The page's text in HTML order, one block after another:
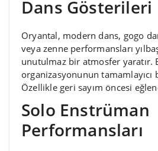
Dans Gösterileri
Oryantal, modern dans, gogo
veya zenne performansları
unutulmaz bir atmosfer yaratır.
organizasyonunun tamamlayıcı
Özellikle geri sayım öncesi
Solo Enstrüman
Performansları